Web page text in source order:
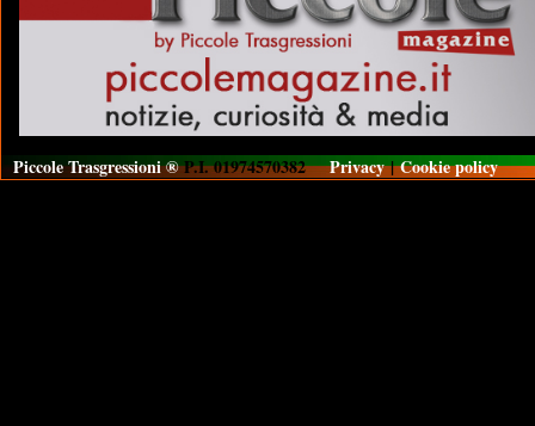
Piccole Trasgressioni ®P.I. 01974570382Privacy|Cookie policy